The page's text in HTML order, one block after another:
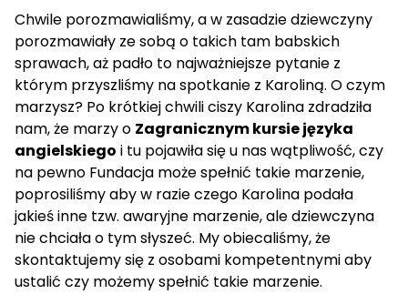
Chwile porozmawialiśmy, a w zasadzie dziewczyny
porozmawiały ze sobą o takich tam babskich
sprawach, aż padło to najważniejsze pytanie z
którym przyszliśmy na spotkanie z Karoliną. O czym
marzysz? Po krótkiej chwili ciszy Karolina zdradziła
nam, że marzy o Zagranicznym kursie języka
angielskiego i tu pojawiła się u nas wątpliwość, czy
na pewno Fundacja może spełnić takie marzenie,
poprosiliśmy aby w razie czego Karolina podała
jakieś inne tzw. awaryjne marzenie, ale dziewczyna
nie chciała o tym słyszeć. My obiecaliśmy, że
skontaktujemy się z osobami kompetentnymi aby
ustalić czy możemy spełnić takie marzenie.